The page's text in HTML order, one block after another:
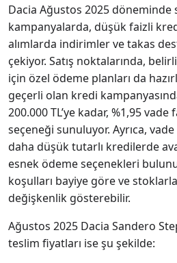
Dacia Ağustos 2025 döneminde
kampanyalarda, düşük faizli
alımlarda indirimler ve takas
çekiyor. Satış noktalarında,
için özel ödeme planları da
geçerli olan kredi
200.000 TL’ye kadar, %1,95
seçeneği sunuluyor. Ayrıca,
daha düşük tutarlı kredilerde
esnek ödeme seçenekleri
koşulları bayiye göre ve
değişkenlik gösterebilir.
Ağustos 2025 Dacia Sandero
teslim fiyatları ise şu şekilde: